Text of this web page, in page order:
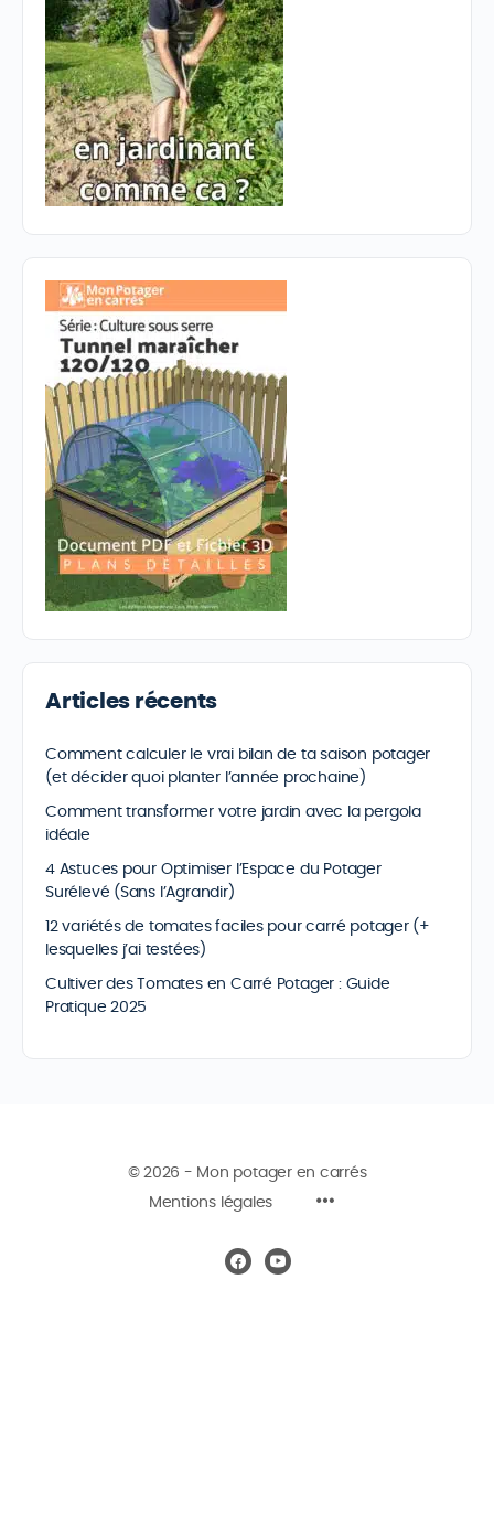
Articles récents
Comment calculer le vrai bilan de ta saison potager
(et décider quoi planter l’année prochaine)
Comment transformer votre jardin avec la pergola
idéale
4 Astuces pour Optimiser l’Espace du Potager
Surélevé (Sans l’Agrandir)
12 variétés de tomates faciles pour carré potager (+
lesquelles j’ai testées)
Cultiver des Tomates en Carré Potager : Guide
Pratique 2025
© 2026 - Mon potager en carrés
Mentions légales